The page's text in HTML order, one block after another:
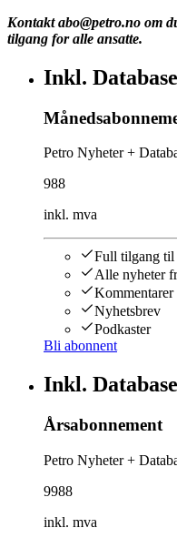
Kontakt abo@petro.no om
tilgang for alle ansatte.
Inkl. Database
Petro Nyheter +
988
inkl. mva
Full tilgang til
Alle nyheter
Kommentarer
Nyhetsbrev
Podkaster
Bli abonnent
Inkl. Database
Årsabonnement
Petro Nyheter +
9988
inkl. mva